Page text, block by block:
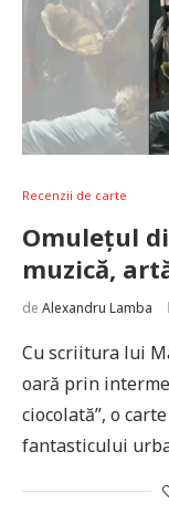
Recenzii de carte
Omulețul
muzică,
de Alexandru Lamba
Cu scriitura lui
oară prin
ciocolată”, o
fantasticului